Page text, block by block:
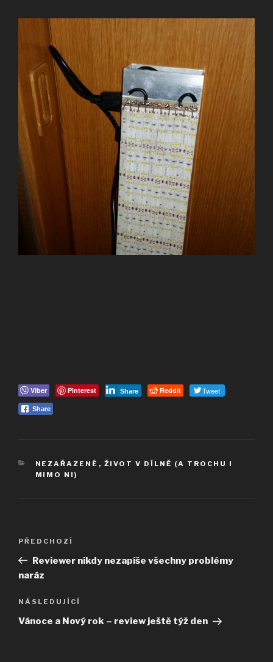
Viber Pinterest Share Reddit Tweet
Share
RUBRIKY
NEZAŘAZENÉ , ŽIVOT V DÍLNĚ (A TROCHU I
MIMO NI)
Navigace
příspěvek
Předchozí
příspěvek
PŘEDCHOZÍ
Reviewer nikdy nezapíše všechny problémy
naráz
Následující
příspěvek
NÁSLEDUJÍCÍ
Vánoce a Nový rok – review ještě týž den